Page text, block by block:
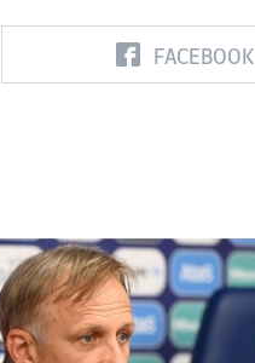
FACEBOOK